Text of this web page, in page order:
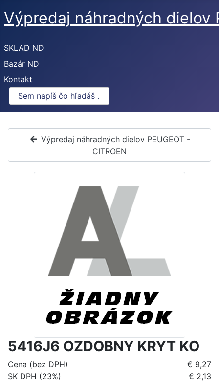
Výpredaj náhradných dielov
SKLAD ND
Bazár ND
Kontakt
Výpredaj náhradných dielov PEUGEOT -
CITROEN
5416J6 OZDOBNY KRYT KO
Cena (bez DPH)
€ 9,27
SK DPH (23%)
€ 2,13